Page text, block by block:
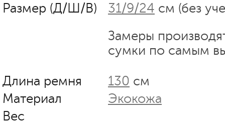
Размер (Д/Ш/В)
31/9/24 см (без
Замеры
сумки по самым
Длина ремня 130 см
Материал
Экокожа
Вес